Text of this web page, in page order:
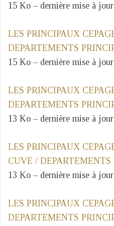
15 Ko – dernière mise à
LES PRINCIPAUX
DEPARTEMENTS
15 Ko – dernière mise à
LES PRINCIPAUX
DEPARTEMENTS
13 Ko – dernière mise à
LES PRINCIPAUX
CUVE /
13 Ko – dernière mise à
LES PRINCIPAUX
DEPARTEMENTS